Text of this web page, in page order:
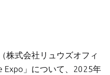
株式会社リュウズオフィ
Expo」について、2025年